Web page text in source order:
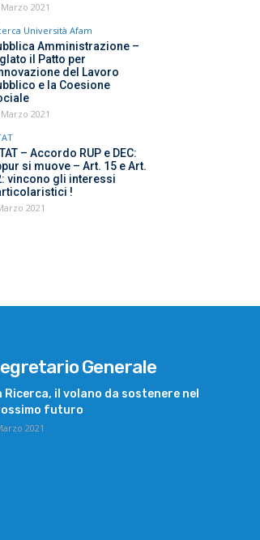
2021
Università Afam
Amministrazione –
il Patto per
del Lavoro
e la Coesione
2021
– Accordo RUP e DEC:
si muove – Art. 15 e Art.
vincono gli interessi
!
2021
Generale
Ricerca, il volano da sostenere nel
futuro
2021